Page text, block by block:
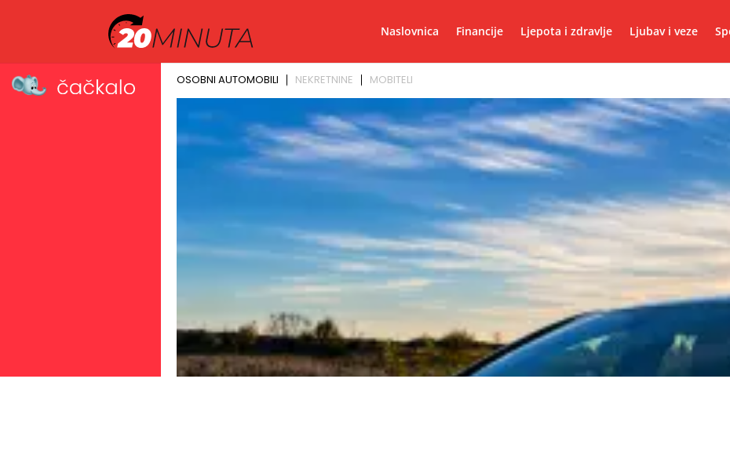
Naslovnica Financije Ljepota i zdravlje Ljubav i veze